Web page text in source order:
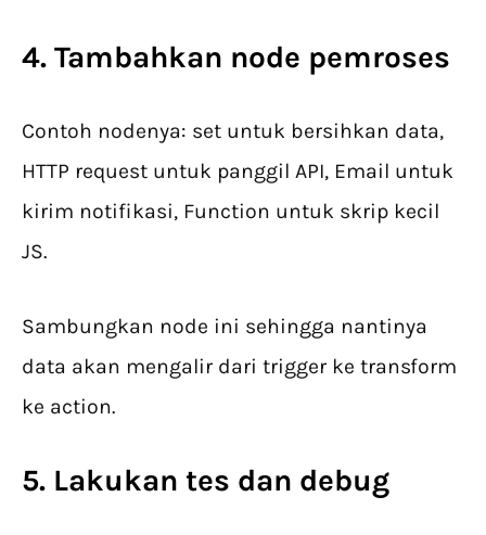
4. Tambahkan node pemroses
Contoh nodenya: set untuk bersihkan data,
HTTP request untuk panggil API, Email untuk
kirim notifikasi, Function untuk skrip kecil
JS.
Sambungkan node ini sehingga nantinya
data akan mengalir dari trigger ke transform
ke action.
5. Lakukan tes dan debug